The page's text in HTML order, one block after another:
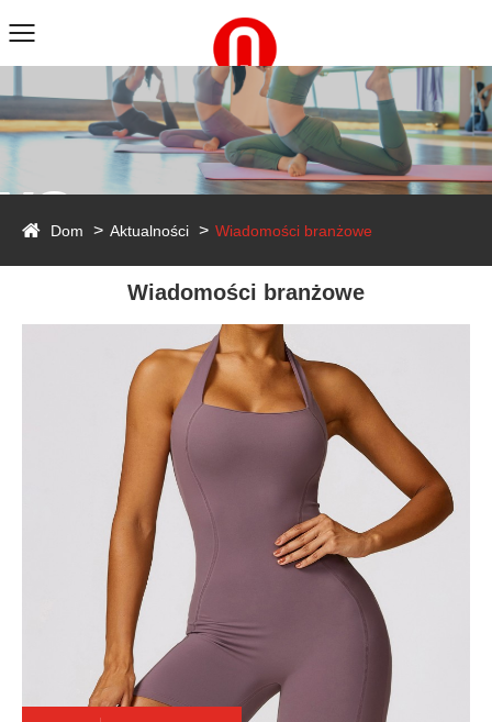
Dom Aktualności Wiadomości branżowe
Wiadomości branżowe